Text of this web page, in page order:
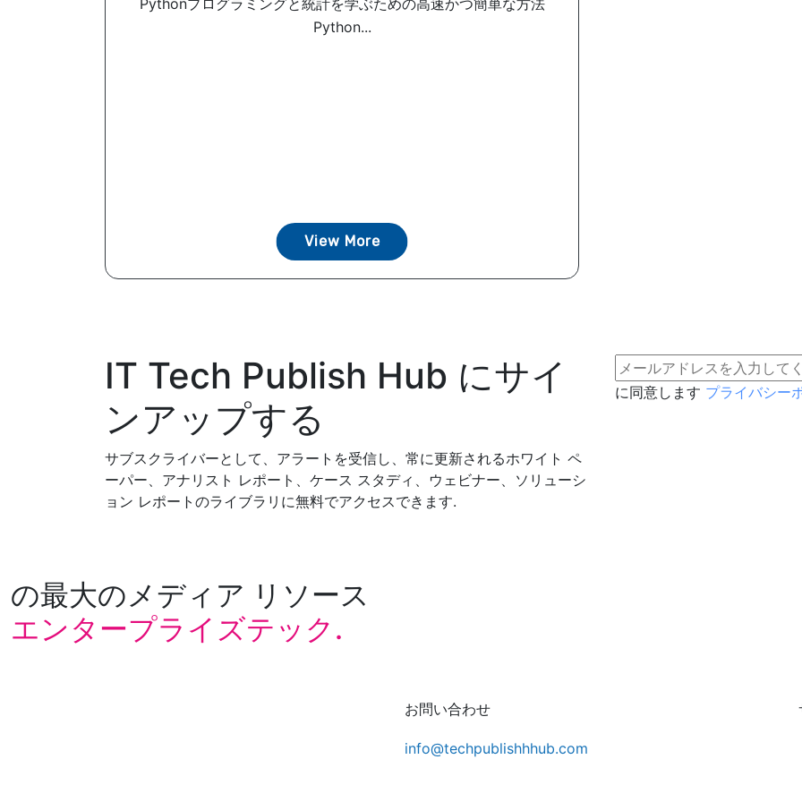
Python...
View More
IT Tech Publish Hub にサイ
ンアップする
サブスクライバーとして、アラートを受信し、常に更新されるホワイト ペ
ーパー、アナリスト レポート、ケース スタディ、ウェビナー、ソリューシ
ョン レポートのライブラリに無料でアクセスできます.
に同意します プライバシー
の最大のメディア リソース
エンタープライズテック.
お問い合わせ
info@techpublishhhub.com